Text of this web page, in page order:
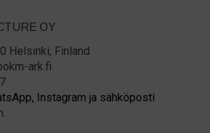
OY
Helsinki, Finland
ark.fi
Instagram ja sähköposti